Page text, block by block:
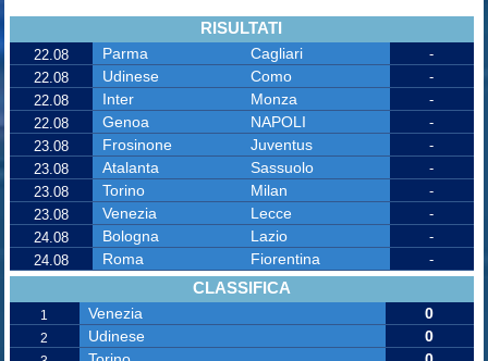
RISULTATI
22.08 Parma Cagliari
-
22.08
Udinese Como
-
22.08
Inter Monza
-
22.08
Genoa NAPOLI
-
23.08
Frosinone Juventus
-
23.08
Atalanta Sassuolo
-
23.08
Torino Milan
-
23.08
Venezia Lecce
-
24.08
Bologna Lazio
-
24.08
Roma Fiorentina -
CLASSIFICA
1 Venezia 0
2 Udinese 0